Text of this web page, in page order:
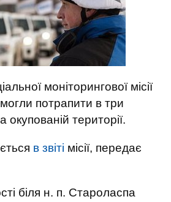
моніторингової місії
потрапити в три
окупованій території.
в звіті місії, передає
біля н. п. Староласпа